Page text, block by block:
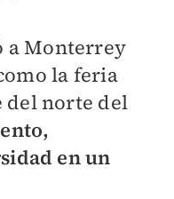
a Monterrey
la feria
del norte del
en un